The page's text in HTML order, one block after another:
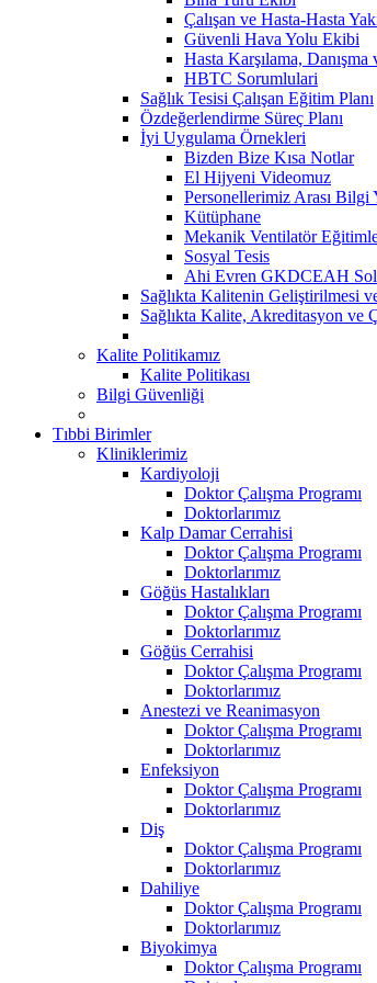
Çalışan ve Hasta-Hasta
Güvenli Hava Yolu Ekibi
Hasta Karşılama,
HBTC Sorumlulari
Sağlık Tesisi Çalışan Eğitim Planı
Özdeğerlendirme Süreç Planı
İyi Uygulama Örnekleri
Bizden Bize Kısa Notlar
El Hijyeni Videomuz
Personellerimiz Arası Bilgi
Kütüphane
Mekanik Ventilatör
Sosyal Tesis
Ahi Evren GKDCEAH
Sağlıkta Kalitenin Geliştirilmesi
Sağlıkta Kalite, Akreditasyon ve
Kalite Politikamız
Kalite Politikası
Bilgi Güvenliği
Tıbbi Birimler
Kliniklerimiz
Kardiyoloji
Doktor Çalışma Programı
Doktorlarımız
Kalp Damar Cerrahisi
Doktor Çalışma Programı
Doktorlarımız
Göğüs Hastalıkları
Doktor Çalışma Programı
Doktorlarımız
Göğüs Cerrahisi
Doktor Çalışma Programı
Doktorlarımız
Anestezi ve Reanimasyon
Doktor Çalışma Programı
Doktorlarımız
Enfeksiyon
Doktor Çalışma Programı
Doktorlarımız
Diş
Doktor Çalışma Programı
Doktorlarımız
Dahiliye
Doktor Çalışma Programı
Doktorlarımız
Biyokimya
Doktor Çalışma Programı